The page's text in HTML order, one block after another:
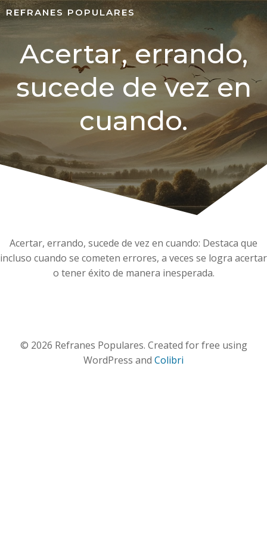
REFRANES POPULARES
Acertar, errando,
sucede de vez en
cuando.
Acertar, errando, sucede de vez en cuando: Destaca que
incluso cuando se cometen errores, a veces se logra acertar
o tener éxito de manera inesperada.
© 2026 Refranes Populares. Created for free using
WordPress and Colibri